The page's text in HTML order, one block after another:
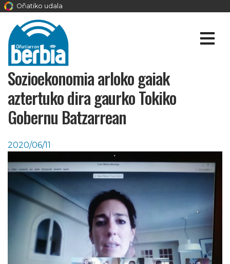
Oñatiko udala
Sozioekonomia arloko gaiak
aztertuko dira gaurko Tokiko
Gobernu Batzarrean
2020/06/11